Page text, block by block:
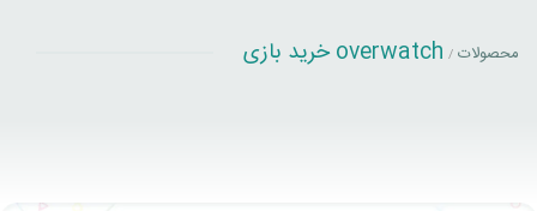
محصولات / overwatch خرید بازی